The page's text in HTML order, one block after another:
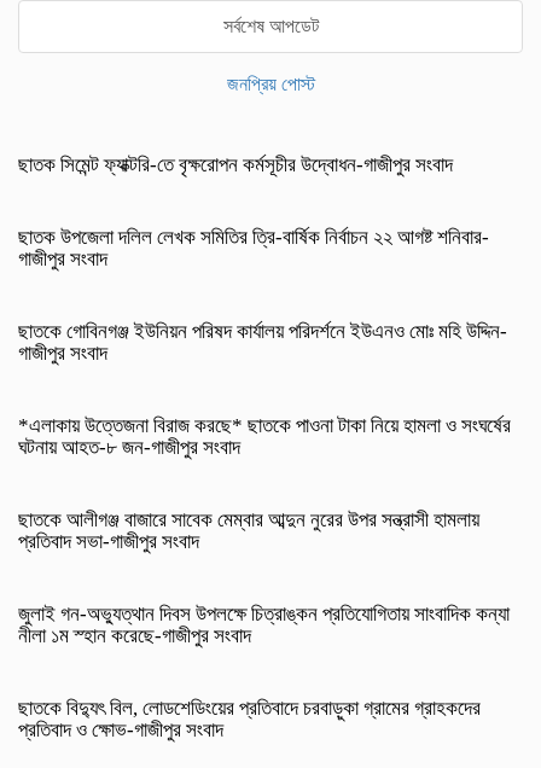
সর্বশেষ আপডেট
জনপ্রিয় পোস্ট
ছাতক সিমেন্ট ফ্যাক্টরি-তে বৃক্ষরোপন কর্মসূচীর উদ্বোধন-গাজীপুর সংবাদ
ছাতক উপজেলা দলিল লেখক সমিতির ত্রি-বার্ষিক নির্বাচন ২২ আগষ্ট শনিবার-
গাজীপুর সংবাদ
ছাতকে গোবিনগঞ্জ ইউনিয়ন পরিষদ কার্যালয় পরিদর্শনে ইউএনও মোঃ মহি উদ্দিন-
গাজীপুর সংবাদ
*এলাকায় উত্তেজনা বিরাজ করছে* ছাতকে পাওনা টাকা নিয়ে হামলা ও সংঘর্ষের
ঘটনায় আহত-৮ জন-গাজীপুর সংবাদ
ছাতকে আলীগঞ্জ বাজারে সাবেক মেম্বার আব্দুন নুরের উপর সন্ত্রাসী হামলায়
প্রতিবাদ সভা-গাজীপুর সংবাদ
জুলাই গন-অভ্যুত্থান দিবস উপলক্ষে চিত্রাঙ্কন প্রতিযোগিতায় সাংবাদিক কন্যা
নীলা ১ম স্হান করেছে-গাজীপুর সংবাদ
ছাতকে বিদ্যুৎ বিল, লোডশেডিংয়ের প্রতিবাদে চরবাড়ুকা গ্রামের গ্রাহকদের
প্রতিবাদ ও ক্ষোভ-গাজীপুর সংবাদ